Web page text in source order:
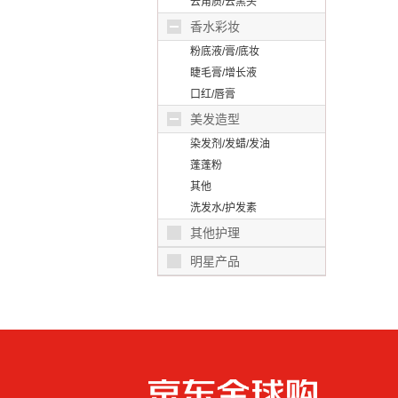
香水彩妆
粉底液/膏/底妆
睫毛膏/增长液
口红/唇膏
美发造型
染发剂/发蜡/发油
蓬蓬粉
其他
洗发水/护发素
其他护理
明星产品